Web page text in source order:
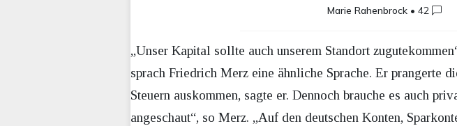
Marie Rahenbrock •42
„Unser Kapital sollte auch unserem Standort
sprach Friedrich Merz eine ähnliche Sprache. Er prangerte
Steuern auskommen, sagte er. Dennoch brauche es auch
angeschaut“, so Merz. „Auf den deutschen Konten,